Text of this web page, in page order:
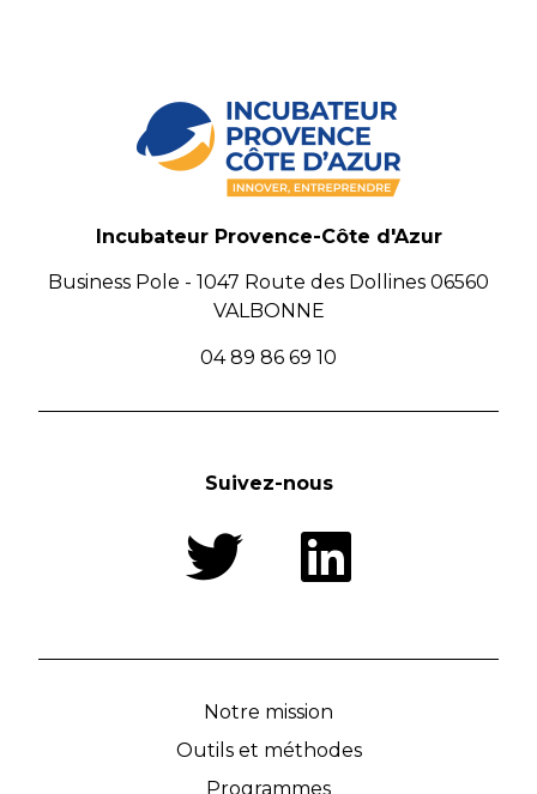
Incubateur Provence-Côte d'Azur
Business Pole - 1047 Route des Dollines 06560
VALBONNE
04 89 86 69 10
Suivez-nous
Notre mission
Outils et méthodes
Programmes